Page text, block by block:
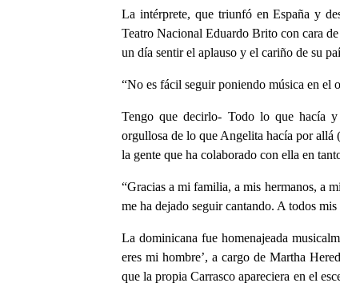
La intérprete, que triunfó en España y
Teatro Nacional Eduardo Brito con cara
un día sentir el aplauso y el cariño de su
“No es fácil seguir poniendo música en el
Tengo que decirlo- Todo lo que hacía
orgullosa de lo que Angelita hacía por allá
la gente que ha colaborado con ella en
“Gracias a mi familia, a mis hermanos, a
me ha dejado seguir cantando. A todos
La dominicana fue homenajeada
eres mi hombre’, a cargo de Martha
que la propia Carrasco apareciera en el